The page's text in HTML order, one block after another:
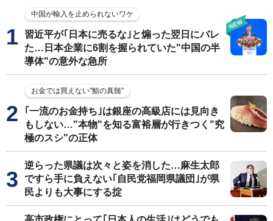
中国が輸入を止められないワケ
習近平が｢日本に売るな｣と煽った翌日にバレ
た…日本企業に6割を握られていた"中国の半
導体"の意外な急所
お金では買えない"鮨の真髄"
｢一流のお金持ち｣は銀座の高級店には見向き
もしない…"本物"を知る富裕層が行きつく"究
極のスシ"の正体
逆らった県議は次々と姿を消した…麻生太郎
ですら手に負えない｢自民党福岡県議団｣が県
民よりも大事にする掟